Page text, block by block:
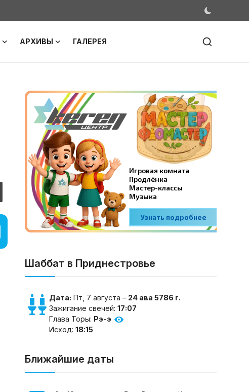
АРХИВЫ ГАЛЕРЕЯ
Шаббат в Приднестровье
Дата: Пт, 7 августа – 24 ава 5786 г.
Зажигание свечей: 17:07
Глава Торы: Рэ-э
Исход: 18:15
Ближайшие даты